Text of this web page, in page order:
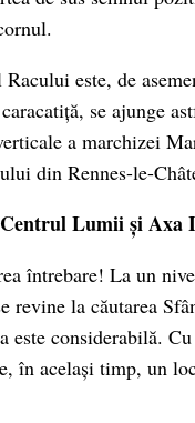
este, de
se ajunge
a marchizei
din Rennes-le-
Centrul Lumii și Axa
întrebare! La un
revine la căutarea
este considerabilă. Cu
în același timp, un